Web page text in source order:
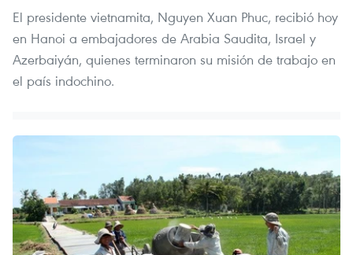
El presidente vietnamita, Nguyen Xuan Phuc, recibió hoy
en Hanoi a embajadores de Arabia Saudita, Israel y
Azerbaiyán, quienes terminaron su misión de trabajo en
el país indochino.